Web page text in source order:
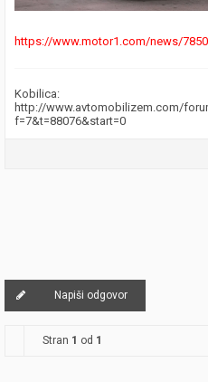
https://www.motor1.com/news/
Kobilica:
http://www.avtomobilizem.com/
f=7&t=88076&start=0
Napiši odgovor
Stran 1 od 1